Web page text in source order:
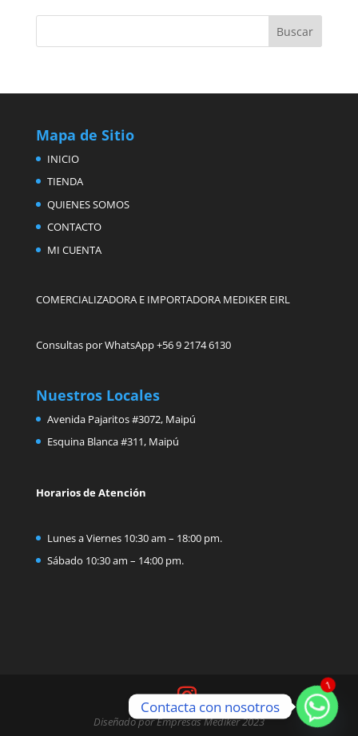
Mapa de Sitio
INICIO
TIENDA
QUIENES SOMOS
CONTACTO
MI CUENTA
COMERCIALIZADORA E IMPORTADORA MEDIKER EIRL
Consultas por WhatsApp +56 9 2174 6130
Nuestros Locales
Avenida Pajaritos #3072, Maipú
Esquina Blanca #311, Maipú
Horarios de Atención
Lunes a Viernes 10:30 am – 18:00 pm.
Sábado 10:30 am – 14:00 pm.
Diseñado por Empresas Mediker 2023
1
Contacta con nosotros